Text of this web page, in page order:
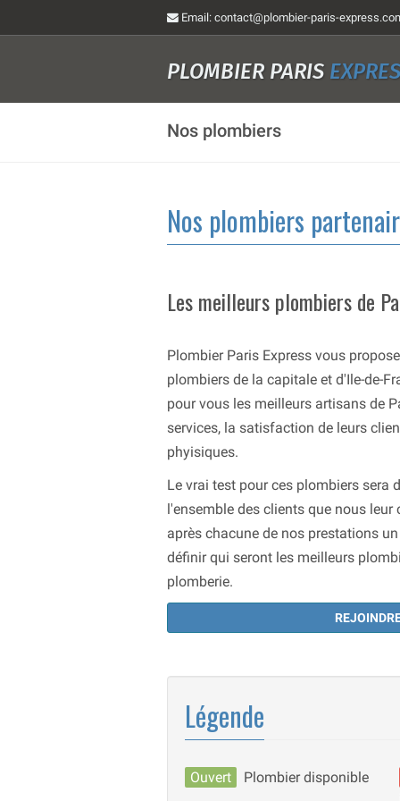
Email: contact@plombier-paris-
PLOMBIER PARIS
Nos plombiers
Nos plombiers
Les meilleurs plombiers de
Plombier Paris Express vous
plombiers de la capitale et d'Ile-de-
pour vous les meilleurs artisans de
services, la satisfaction de leurs
phyisiques.
Le vrai test pour ces plombiers sera
l'ensemble des clients que nous
après chacune de nos prestations
définir qui seront les meilleurs
plomberie.
Légende
Ouvert Plombier disponible